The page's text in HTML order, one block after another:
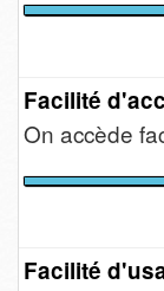
Facilité
On accède
Facilité